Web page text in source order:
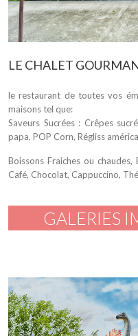
LE CHALET
le restaurant de toutes vos
maisons tel que:
Saveurs Sucrées : Crêpes
papa, POP Corn, Régliss
Boissons Fraiches ou chaudes,
Café, Chocolat, Cappuccino,
GALERIES